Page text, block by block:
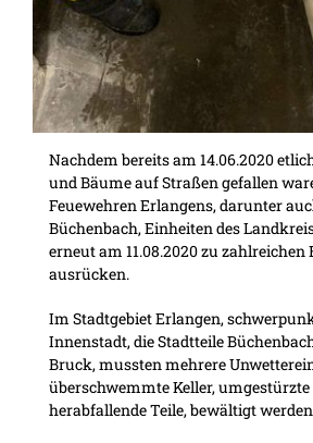
Nachdem bereits am 14.06.2020
und Bäume auf Straßen gefallen
Feuewehren Erlangens, darunter
Büchenbach, Einheiten des
erneut am 11.08.2020 zu zahlreichen
ausrücken.
Im Stadtgebiet Erlangen,
Innenstadt, die Stadtteile
Bruck, mussten mehrere
überschwemmte Keller,
herabfallende Teile, bewältigt